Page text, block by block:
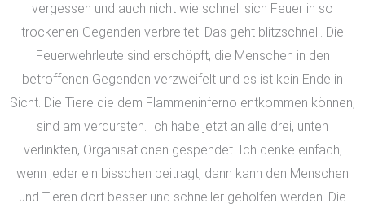
vergessen und auch nicht wie schnell sich Feuer in so
trockenen Gegenden verbreitet. Das geht blitzschnell. Die
Feuerwehrleute sind erschöpft, die Menschen in den
betroffenen Gegenden verzweifelt und es ist kein Ende in
Sicht. Die Tiere die dem Flammeninferno entkommen können,
sind am verdursten. Ich habe jetzt an alle drei, unten
verlinkten, Organisationen gespendet. Ich denke einfach,
wenn jeder ein bisschen beitragt, dann kann den Menschen
und Tieren dort besser und schneller geholfen werden. Die